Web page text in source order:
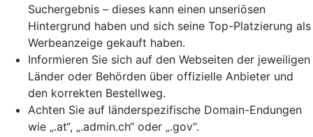
Suchergebnis – dieses kann einen unseriösen
Hintergrund haben und sich seine Top-Platzierung als
Werbeanzeige gekauft haben.
Informieren Sie sich auf den Webseiten der jeweiligen
Länder oder Behörden über offizielle Anbieter und
den korrekten Bestellweg.
Achten Sie auf länderspezifische Domain-Endungen
wie „.at“, „.admin.ch“ oder „.gov“.